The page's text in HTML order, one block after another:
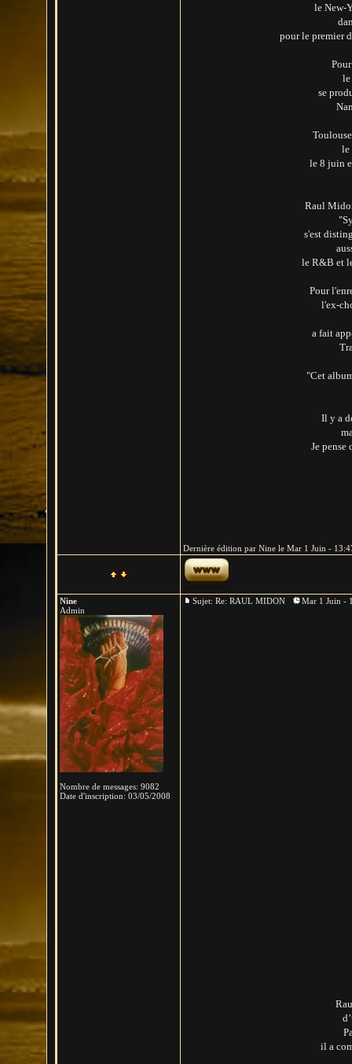
le New-
pour le premier
le
se
le
le 8 juin
Raul
s'est
le R&B et
Pour
l'ex-
a fait
"Cet
Il y a
Je pense
Dernière édition par Nine le Mar 1 Juin -
Nine
Admin
Nombre de messages: 9082
Date d'inscription: 03/05/2008
Sujet: Re: RAUL MIDON Mar 1 Juin -
il a